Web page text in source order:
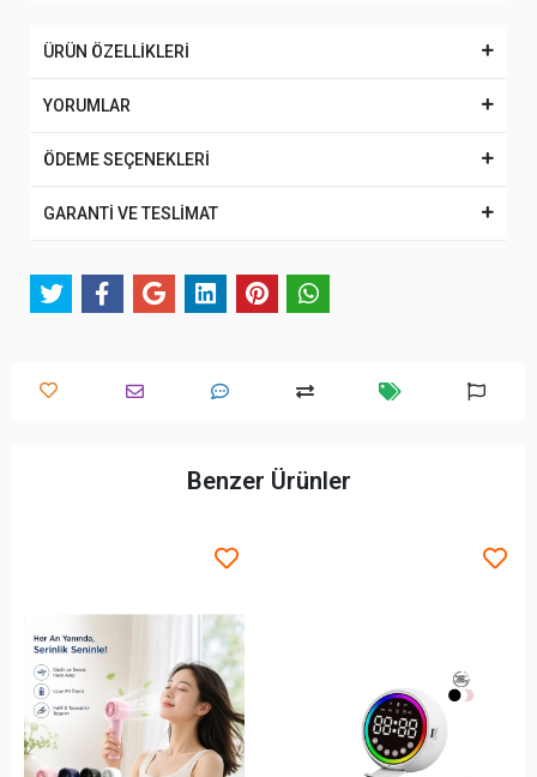
ÜRÜN ÖZELLİKLERİ
YORUMLAR
ÖDEME SEÇENEKLERİ
GARANTİ VE TESLİMAT
Benzer Ürünler